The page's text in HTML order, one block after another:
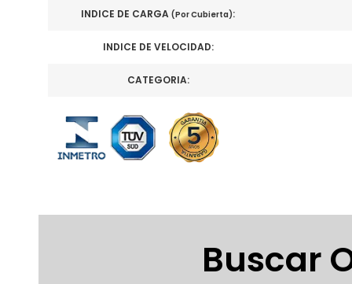
INDICE DE CARGA (Por Cubierta):
INDICE DE VELOCIDAD:
CATEGORIA:
Buscar